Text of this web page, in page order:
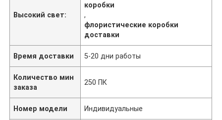
Высокий свет:
коробки
,
флористические коробки
доставки
Время доставки 5-20 дни работы
Количество мин
заказа
250 ПК
Номер модели Индивидуальные